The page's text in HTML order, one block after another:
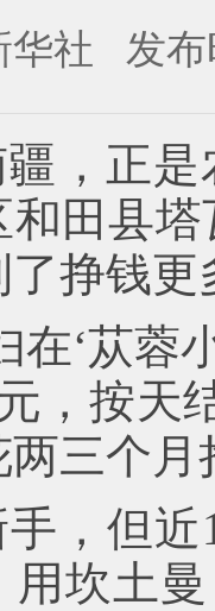
华社 发布
，正
田县
挣钱
在‘苁蓉
，按天
三个月
手，但
用坎土